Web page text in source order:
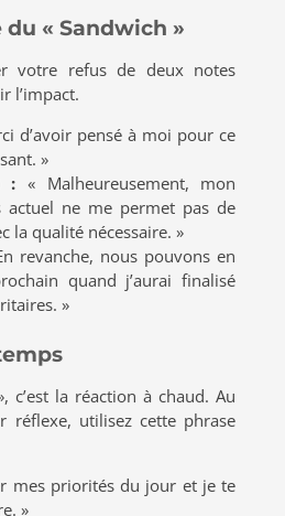
du « Sandwich »
votre refus de deux notes
l’impact.
d’avoir pensé à moi pour ce
»
: « Malheureusement, mon
ne me permet pas de
la qualité nécessaire. »
revanche, nous pouvons en
quand j’aurai finalisé
»
c’est la réaction à chaud. Au
réflexe, utilisez cette phrase
mes priorités du jour et je te
»